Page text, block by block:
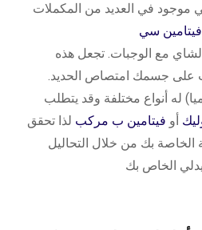
موجود في العديد من المكملات
سي
مع الوجبات. تجعل هذه
على جسمك امتصاص الحديد.
له أنواع مختلفة وقد يتطلب
أو فيتامين ب مركب لذا تحقق
الخاصة بك من خلال التحاليل
الخاص بك